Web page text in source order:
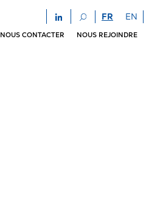
FR EN
NOUS CONTACTER NOUS REJOINDRE